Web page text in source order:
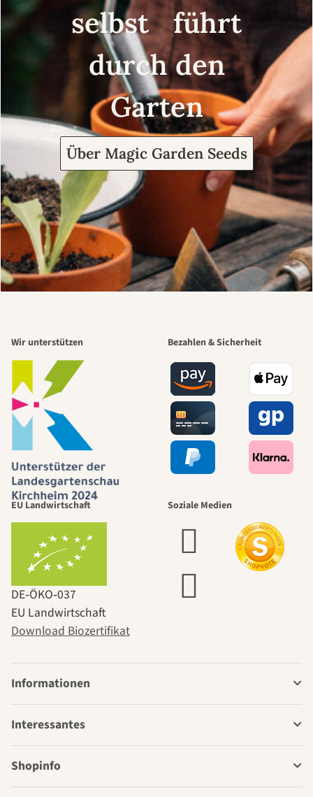
selbst führt
durch den
Garten
Über Magic Garden Seeds
Wir unterstützen Bezahlen & Sicherheit
EU Landwirtschaft
DE‑ÖKO‑037
EU Landwirtschaft
Download Biozertifikat
Soziale Medien
Informationen
Interessantes
Shopinfo